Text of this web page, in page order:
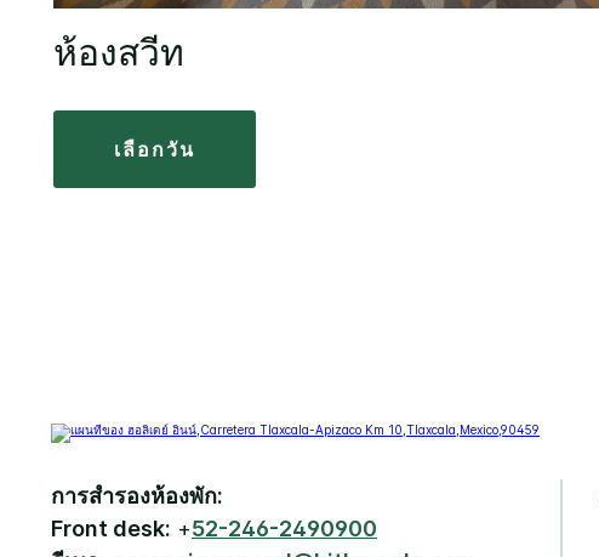
ห้องสวีท
เลือกวัน
การสำรองห้องพัก:
Front desk: +52-246-2490900